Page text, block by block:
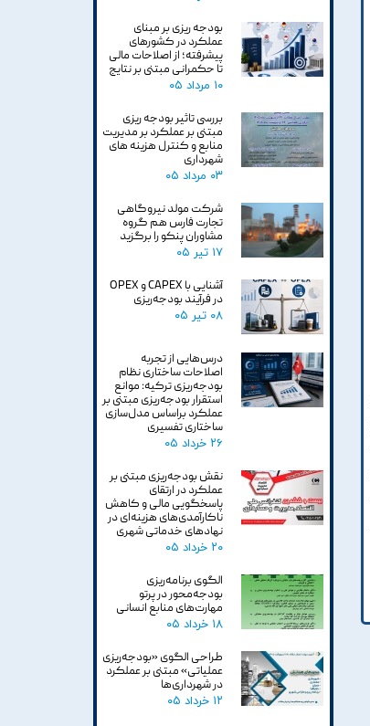
بودجه ریزی بر مبنای
عملکرد در کشورهای
پیشرفته؛ از اصلاحات مالی
تا حکمرانی مبتنی بر نتایج
۱۰ مرداد ۰۵
بررسی تاثیر بودجه ریزی
مبتنی بر عملکرد بر مدیریت
منابع و کنترل هزینه های
شهرداری
۰۳ مرداد ۰۵
شرکت مولد نیروگاهی
تجارت فارس هم گروه
مشاوران پنکو را برگزید
۱۷ تیر ۰۵
آشنایی با CAPEX و OPEX
در فرآیند بودجه‌ریزی
۰۸ تیر ۰۵
درس‌هایی از تجربه
اصلاحات ساختاری نظام
بودجه‌ریزی ترکیه: موانع
استقرار بودجه‌ریزی مبتنی بر
عملکرد براساس مدل‌سازی
ساختاری تفسیری
۲۶ خرداد ۰۵
نقش بودجه‌ریزی مبتنی بر
عملکرد در ارتقای
پاسخگویی مالی و کاهش
ناکارآمدی‌های هزینه‌ای در
نهادهای خدماتی شهری
۲۰ خرداد ۰۵
الگوی برنامه‌ریزی
بودجه‌محور در پرتو
مهارت‌های منابع انسانی
۱۸ خرداد ۰۵
طراحی الگوی «بودجه‌ریزی
عملیاتی» مبتنی بر عملکرد
در شهرداری‌ها
۱۲ خرداد ۰۵